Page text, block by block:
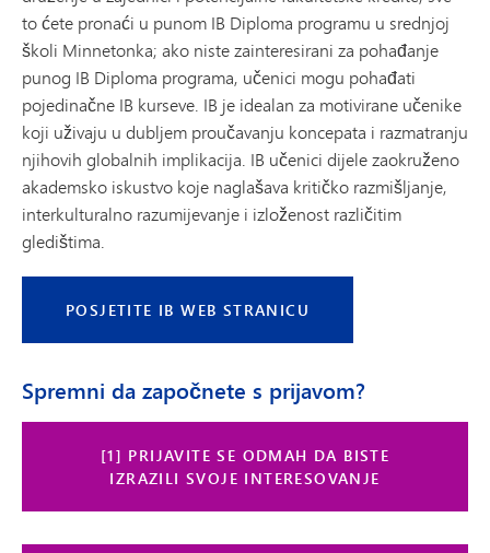
to ćete pronaći u punom IB Diploma programu u srednjoj
školi Minnetonka; ako niste zainteresirani za pohađanje
punog IB Diploma programa, učenici mogu pohađati
pojedinačne IB kurseve. IB je idealan za motivirane učenike
koji uživaju u dubljem proučavanju koncepata i razmatranju
njihovih globalnih implikacija. IB učenici dijele zaokruženo
akademsko iskustvo koje naglašava kritičko razmišljanje,
interkulturalno razumijevanje i izloženost različitim
gledištima.
POSJETITE IB WEB STRANICU
Spremni da započnete s prijavom?
[1] PRIJAVITE SE ODMAH DA BISTE
IZRAZILI SVOJE INTERESOVANJE